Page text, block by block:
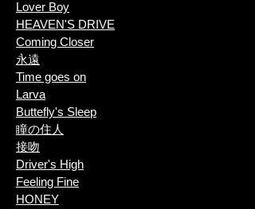
Lover Boy
HEAVEN'S DRIVE
Coming Closer
永遠
Time goes on
Larva
​Buttefly's Sleep
瞳の住人
接吻
Driver's High
Feeling Fine
HONEY